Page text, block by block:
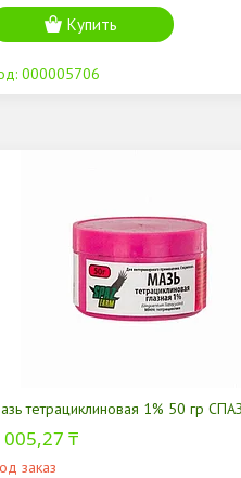
Купить
000005706
тетрациклиновая 1% 50 гр СПАЗ
005,27 ₸
заказ